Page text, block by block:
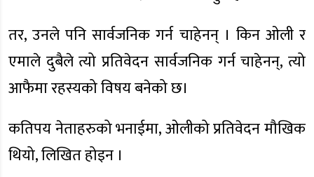
तर, उनले पनि सार्वजनिक गर्न चाहेनन् । किन ओली र
एमाले दुबैले त्यो प्रतिवेदन सार्वजनिक गर्न चाहेनन्, त्यो
आफैमा रहस्यको विषय बनेको छ।
कतिपय नेताहरुको भनाईमा, ओलीको प्रतिवेदन मौखिक
थियो, लिखित होइन ।